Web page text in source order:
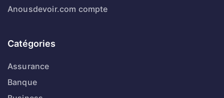
Anousdevoir.com compte
Catégories
Assurance
Banque